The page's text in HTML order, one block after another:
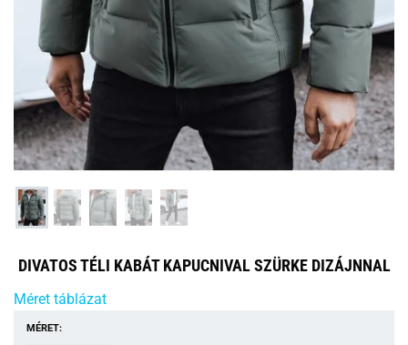
DIVATOS TÉLI KABÁT KAPUCNIVAL SZÜRKE DIZÁJNNAL
Méret táblázat
MÉRET: